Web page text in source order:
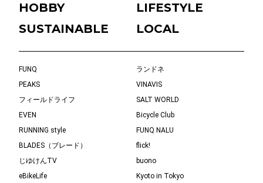
HOBBY
LIFESTYLE
SUSTAINABLE
LOCAL
FUNQ
ランドネ
PEAKS
VINAVIS
フィールドライフ
SALT WORLD
EVEN
Bicycle Club
RUNNING style
FUNQ NALU
BLADES（ブレード）
flick!
じゆけんTV
buono
eBikeLife
Kyoto in Tokyo